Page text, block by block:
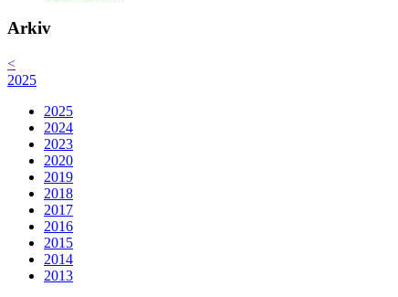
Arkiv
<
2025
2025
2024
2023
2020
2019
2018
2017
2016
2015
2014
2013